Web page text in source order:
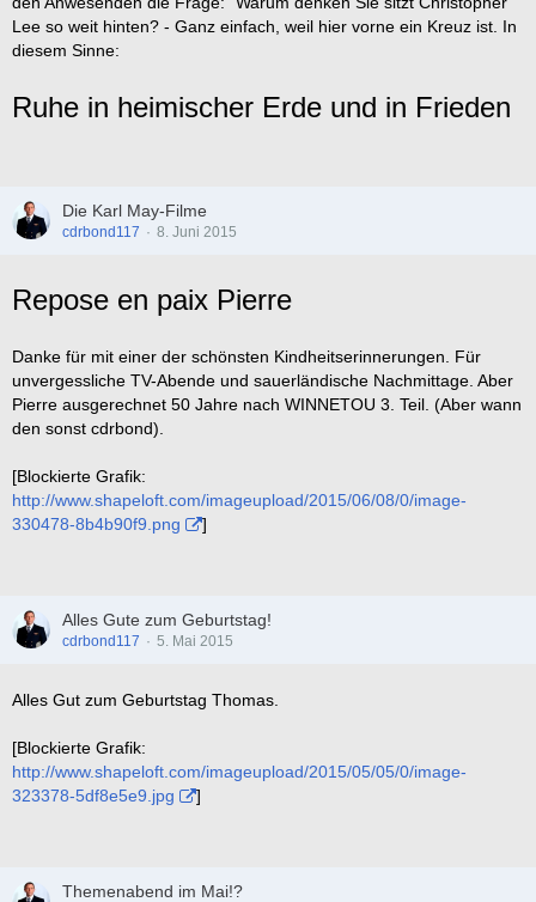
Lee so weit hinten? - Ganz einfach, weil hier vorne ein Kreuz ist. In
diesem Sinne:
Ruhe in heimischer Erde und in Frieden
Die Karl May-Filme
cdrbond117 8. Juni 2015
Repose en paix Pierre
Danke für mit einer der schönsten Kindheitserinnerungen. Für
unvergessliche TV-Abende und sauerländische Nachmittage. Aber
Pierre ausgerechnet 50 Jahre nach WINNETOU 3. Teil. (Aber wann
den sonst cdrbond).
[Blockierte Grafik:
http://www.shapeloft.com/imageupload/2015/06/08/0/image-
330478-8b4b90f9.png
]
Alles Gute zum Geburtstag!
cdrbond117 5. Mai 2015
Alles Gut zum Geburtstag Thomas.
[Blockierte Grafik:
http://www.shapeloft.com/imageupload/2015/05/05/0/image-
323378-5df8e5e9.jpg
]
Themenabend im Mai!?